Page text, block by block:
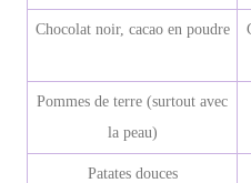
Chocolat noir, cacao en poudre
Pommes de terre (surtout avec
la peau)
Patates douces